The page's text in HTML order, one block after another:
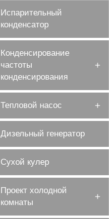
Испарительный
конденсатор
Конденсирование
частоты
конденсирования
Тепловой насос
Дизельный генератор
Сухой кулер
Проект холодной
комнаты